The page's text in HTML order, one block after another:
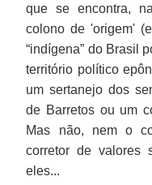
que se encontra,
colono de 'origem'
“indígena” do Brasil
território político
um sertanejo dos
de Barretos ou um
Mas não, nem o
corretor de valores
eles...